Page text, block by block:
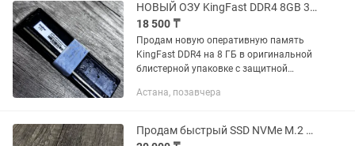
НОВЫЙ ОЗУ KingFast DDR4 8GB 3200MHz (для ПК)
18 500 ₸
Продам новую оперативную память
KingFast DDR4 на 8 ГБ в оригинальной
блистерной упаковке с защитной
- Бренд: KingFast - Объем: 8 GB - Тип
Астана, позавчера
Продам быстрый SSD NVMe M.2 SK hynix 256 GB